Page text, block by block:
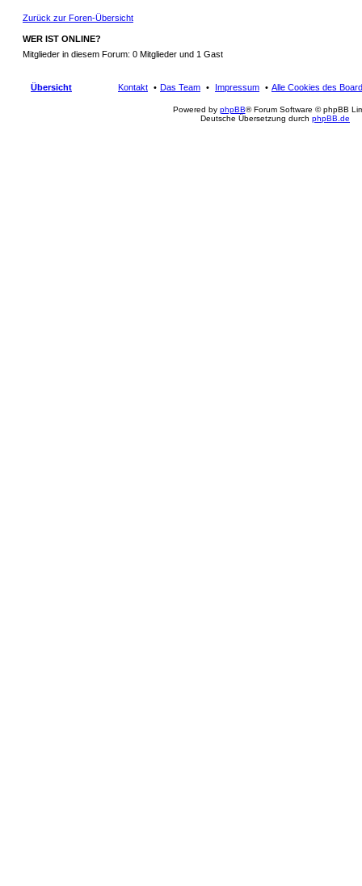
Zurück zur Foren-Übersicht
WER IST ONLINE?
Mitglieder in diesem Forum: 0 Mitglieder und 1 Gast
Übersicht Alle Cookies des
Impressum
Das Team
Kontakt
Powered by phpBB® Forum Software © phpBB
Deutsche Übersetzung durch phpBB.de